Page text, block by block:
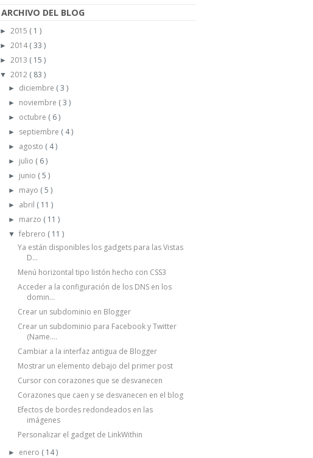
ARCHIVO DEL BLOG
► 2015 ( 1 )
► 2014( 33 )
► 2013 ( 15 )
▼ 2012 ( 83 )
► diciembre ( 3 )
► noviembre ( 3 )
► octubre ( 6 )
► septiembre ( 4 )
► agosto ( 4 )
► julio ( 6 )
► junio ( 5 )
► mayo ( 5 )
► abril ( 11 )
► marzo ( 11 )
▼febrero ( 11 )
Ya están disponibles los gadgets para las Vistas
D...
Menú horizontal tipo listón hecho con CSS3
Acceder a la configuración de los DNS en los
domin...
Crear un subdominio en Blogger
Crear un subdominio para Facebook y Twitter
(Name....
Cambiar a la interfaz antigua de Blogger
Mostrar un elemento debajo del primer post
Cursor con corazones que se desvanecen
Corazones que caen y se desvanecen en el blog
Efectos de bordes redondeados en las
imágenes
Personalizar el gadget de LinkWithin
► enero ( 14 )